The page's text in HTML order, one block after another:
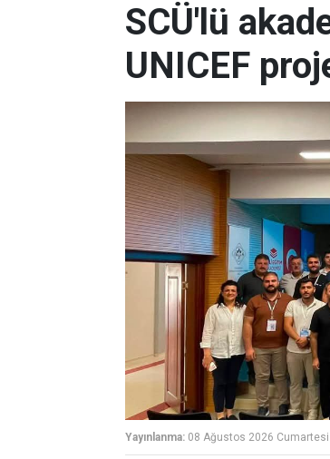
SCÜ'lü
UNICEF
Yayınlanma: 08 Ağustos 2026